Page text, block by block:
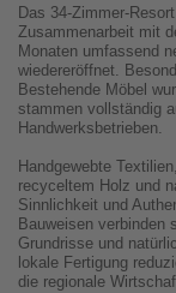
Das 34-Zimmer-
Zusammenarbeit mit
Monaten umfassend
wiedereröffnet.
Bestehende Möbel
stammen vollständig
Handwerksbetrieben.
Handgewebte
recyceltem Holz und
Sinnlichkeit und
Bauweisen verbinden
Grundrisse und
lokale Fertigung
die regionale